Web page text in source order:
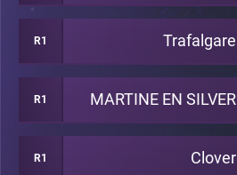
R1 Trafalgare
R1 MARTINE EN SILVER
R1 Clover